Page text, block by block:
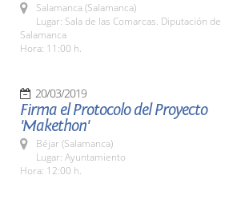
Salamanca (Salamanca)
Lugar: Sala de las Comarcas. Diputación de
Salamanca
Hora: 11:00 h.
20/03/2019
Firma el Protocolo del Proyecto
'Makethon'
Béjar (Salamanca)
Lugar: Ayuntamiento
Hora: 12:00 h.